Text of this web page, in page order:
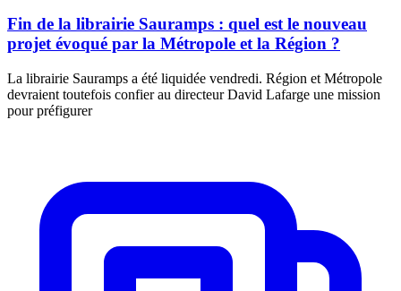
Fin de la librairie Sauramps : quel est le nouveau
projet évoqué par la Métropole et la Région ?
La librairie Sauramps a été liquidée vendredi. Région et Métropole
devraient toutefois confier au directeur David Lafarge une mission
pour préfigurer